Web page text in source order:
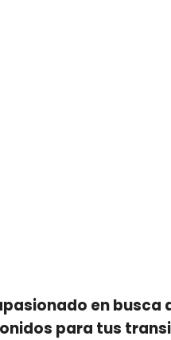
en busca
para tus